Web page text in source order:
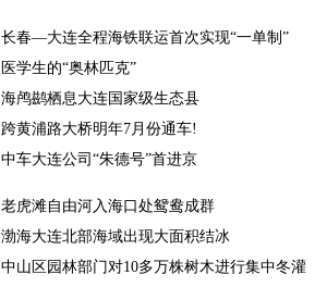
长春—大连全程海铁联运首次实现“一单制”
医学生的“奥林匹克”
海鸬鹚栖息大连国家级生态县
跨黄浦路大桥明年7月份通车!
中车大连公司“朱德号”首进京
老虎滩自由河入海口处鸳鸯成群
渤海大连北部海域出现大面积结冰
中山区园林部门对10多万株树木进行集中冬灌